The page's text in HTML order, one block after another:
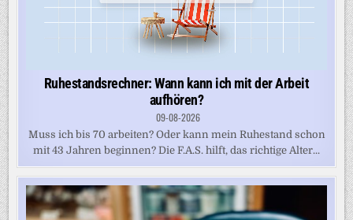
Ruhestandsrechner: Wann kann ich mit der Arbeit
aufhören?
09-08-2026
Muss ich bis 70 arbeiten? Oder kann mein Ruhestand schon
mit 43 Jahren beginnen? Die F.A.S. hilft, das richtige Alter...